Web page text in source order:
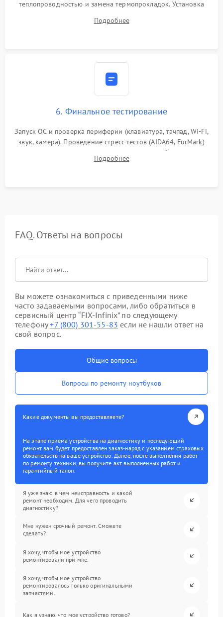
теплопроводностью и замена термопрокладок. Установка
шлейфов, модулей памяти и накопителей. Предварительная
Подробнее
6. Финальное тестирование
Запуск ОС и проверка периферии (клавиатура, тачпад, Wi-Fi,
звук, камера). Проведение стресс-тестов (AIDA64, FurMark)
для контроля температурного режима и стабильности
системы под пиковой нагрузкой.
Подробнее
FAQ. Ответы на вопросы
Вы можете ознакомиться с приведенными ниже
часто задаваемыми вопросами, либо обратиться в
сервисный центр “FIX-Infinix” по следующему
телефону+7 (800) 301-55-83 если не нашли ответ на
свой вопрос.
Общие вопросы
Вопросы по ремонту ноутбуков
Какие документы вы предоставляете?
На этапе приема устройства на диагностику и последующий
ремонт вам будет предоставлен заказ-наряд с указанием страховых
обязательств на ваше устройство. Далее, после выполнения работ
по ремонту техники, вы получите акт выполненных работ и
гарантийный талон.
Я уже знаю в чем неисправность и какой
ремонт необходим. Для чего проводить
диагностику?
Мне нужен срочный ремонт. Сможете
сделать?
Я хочу, чтобы мое устройство
ремонтировали при мне.
Я хочу, чтобы мое устройство
ремонтировалось только оригинальными
запчастями.
Как я узнаю, что мое устройство готово?